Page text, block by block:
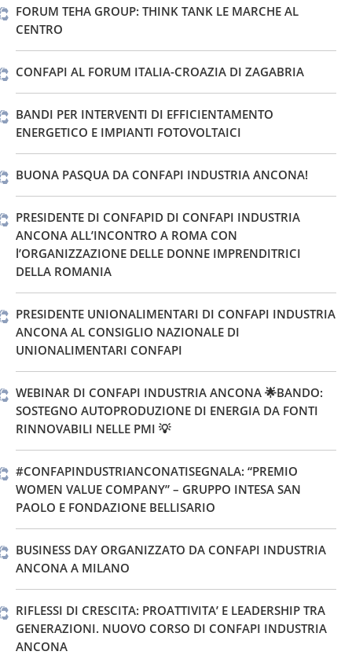
FORUM TEHA GROUP: THINK TANK LE MARCHE AL
CENTRO
CONFAPI AL FORUM ITALIA-CROAZIA DI ZAGABRIA
BANDI PER INTERVENTI DI EFFICIENTAMENTO
ENERGETICO E IMPIANTI FOTOVOLTAICI
BUONA PASQUA DA CONFAPI INDUSTRIA ANCONA!
PRESIDENTE DI CONFAPID DI CONFAPI INDUSTRIA
ANCONA ALL’INCONTRO A ROMA CON
l’ORGANIZZAZIONE DELLE DONNE IMPRENDITRICI
DELLA ROMANIA
PRESIDENTE UNIONALIMENTARI DI CONFAPI INDUSTRIA
ANCONA AL CONSIGLIO NAZIONALE DI
UNIONALIMENTARI CONFAPI
WEBINAR DI CONFAPI INDUSTRIA ANCONA 🌟BANDO:
SOSTEGNO AUTOPRODUZIONE DI ENERGIA DA FONTI
RINNOVABILI NELLE PMI 💡
#CONFAPINDUSTRIANCONATISEGNALA: “PREMIO
WOMEN VALUE COMPANY” – GRUPPO INTESA SAN
PAOLO E FONDAZIONE BELLISARIO
BUSINESS DAY ORGANIZZATO DA CONFAPI INDUSTRIA
ANCONA A MILANO
RIFLESSI DI CRESCITA: PROATTIVITA’ E LEADERSHIP TRA
GENERAZIONI. NUOVO CORSO DI CONFAPI INDUSTRIA
ANCONA